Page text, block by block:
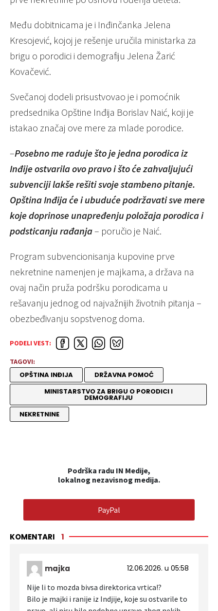
Među dobitnicama je i Inđinčanka Jelena
Kresojević, kojoj je rešenje uručila ministarka za
brigu o porodici i demografiju Jelena Žarić
Kovačević.
Svečanoj dodeli prisustvovao je i pomoćnik
predsednika Opštine Inđija Borislav Naić, koji je
istakao značaj ove mere za mlade porodice.
–Posebno me raduje što je jedna porodica iz
Inđije ostvarila ovo pravo i što će zahvaljujući
subvenciji lakše rešiti svoje stambeno pitanje.
Opština Inđija će i ubuduće podržavati sve mere
koje doprinose unapređenju položaja porodica i
podsticanju rađanja– poručio je Naić.
Program subvencionisanja kupovine prve
nekretnine namenjen je majkama, a država na
ovaj način pruža podršku porodicama u
rešavanju jednog od najvažnijih životnih pitanja –
obezbeđivanju sopstvenog doma.
PODELI VEST:
TAGOVI:
OPŠTINA INĐIJA
DRŽAVNA POMOĆ
MINISTARSTVO ZA BRIGU O PORODICI I
DEMOGRAFIJU
NEKRETNINE
Podrška radu IN Medije,
lokalnog nezavisnog medija.
PayPal
KOMENTARI 1
majka
12.06.2026. u 05:58
Nije li to mozda bivsa direktorica vrtica!?
Bilo je majki i ranije iz Indjije, koje su ostvarile to